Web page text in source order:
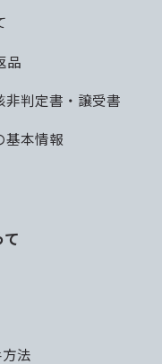
品
非判定書・譲受書
基本情報
法